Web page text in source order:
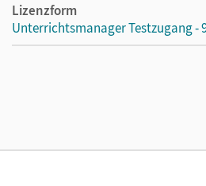
Lizenzform
Unterrichtsmanager Testzugang -
Unterrichtsmanager 90 Tage lang